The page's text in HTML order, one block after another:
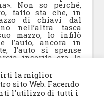
Non so perché,
fatto sta che, in
di chiavi dal
nell’altra tasca
mazzo, lo infilò
l’auto, ancora in
l’auto si spense
inserita era la
Lui, girando il
annuiva stupita,
Vedo il cartello
di Capaci e poi
la miglior
sito Web. Facendo
l'utilizzo di tutti i